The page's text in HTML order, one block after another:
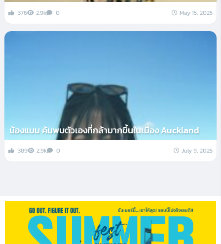
376 2.9k 0 May 15, 2025
น้องแบม ค้นพบตัวเองที่กล้ามากขึ้นในเมือง Auckland
389 2.9k 0 July 9, 2025